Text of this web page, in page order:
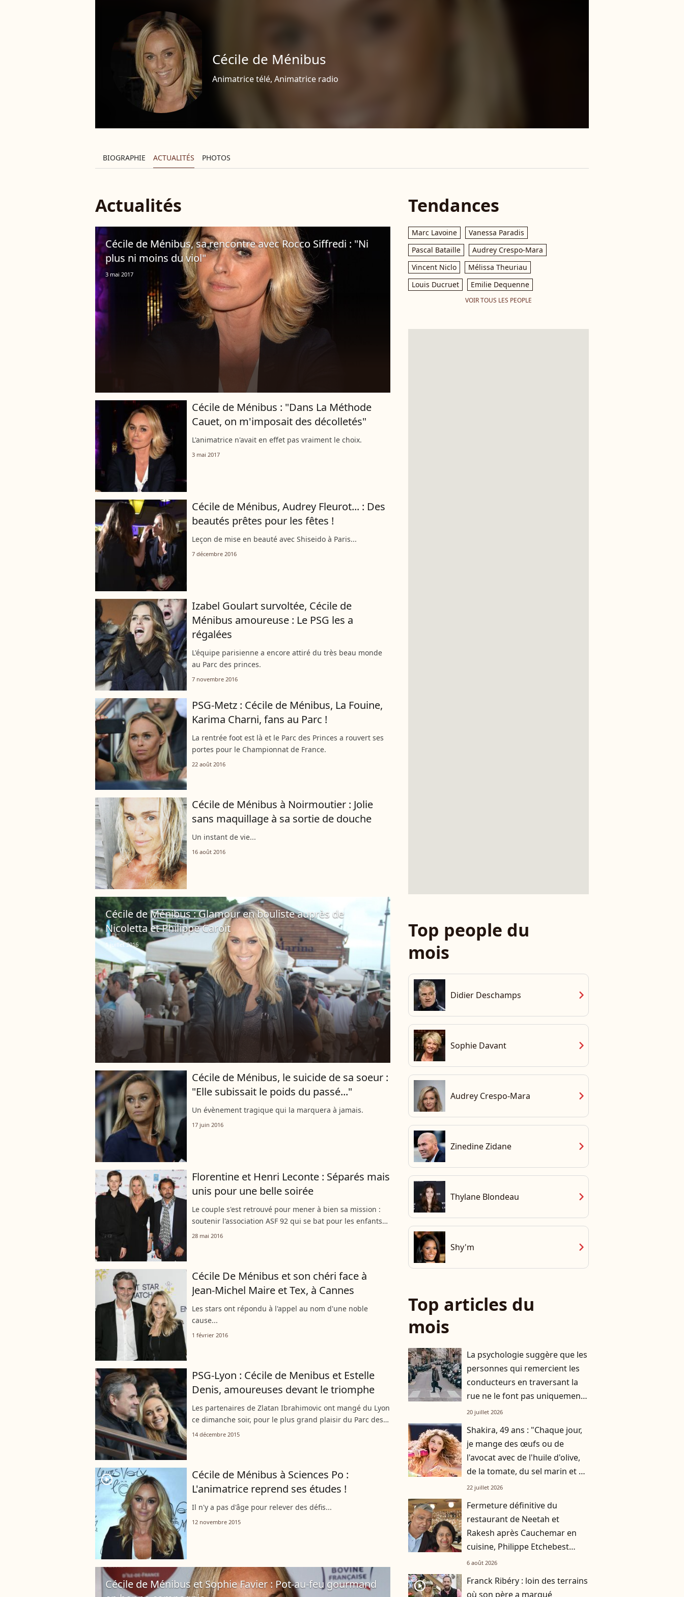
Cécile de Ménibus
Animatrice télé, Animatrice radio
BIOGRAPHIE ACTUALITÉS PHOTOS
Actualités
Cécile de Ménibus, sa rencontre avec Rocco Siffredi : "Ni
plus ni moins du viol"
3 mai 2017
Cécile de Ménibus : "Dans La Méthode
Cauet, on m'imposait des décolletés"
L'animatrice n'avait en effet pas vraiment le choix.
3 mai 2017
Cécile de Ménibus, Audrey Fleurot... : Des
beautés prêtes pour les fêtes !
Leçon de mise en beauté avec Shiseido à Paris...
7 décembre 2016
Izabel Goulart survoltée, Cécile de
Ménibus amoureuse : Le PSG les a
régalées
L'équipe parisienne a encore attiré du très beau monde
au Parc des princes.
7 novembre 2016
PSG-Metz : Cécile de Ménibus, La Fouine,
Karima Charni, fans au Parc !
La rentrée foot est là et le Parc des Princes a rouvert ses
portes pour le Championnat de France.
22 août 2016
Cécile de Ménibus à Noirmoutier : Jolie
sans maquillage à sa sortie de douche
Un instant de vie...
16 août 2016
Cécile de Ménibus : Glamour en bouliste auprès de
Nicoletta et Philippe Caroit
1 juillet 2016
Cécile de Ménibus, le suicide de sa soeur :
"Elle subissait le poids du passé..."
Un évènement tragique qui la marquera à jamais.
17 juin 2016
Florentine et Henri Leconte : Séparés mais
unis pour une belle soirée
Le couple s'est retrouvé pour mener à bien sa mission :
soutenir l'association ASF 92 qui se bat pour les enfants
autistes.
28 mai 2016
Cécile De Ménibus et son chéri face à
Jean-Michel Maire et Tex, à Cannes
Les stars ont répondu à l'appel au nom d'une noble
cause...
1 février 2016
PSG-Lyon : Cécile de Menibus et Estelle
Denis, amoureuses devant le triomphe
Les partenaires de Zlatan Ibrahimovic ont mangé du Lyon
ce dimanche soir, pour le plus grand plaisir du Parc des
Princes. Score final face à l'Olympique lyonnais :5 buts à
14 décembre 2015
player2
Cécile de Ménibus à Sciences Po :
L'animatrice reprend ses études !
Il n'y a pas d'âge pour relever des défis...
12 novembre 2015
Cécile de Ménibus et Sophie Favier : Pot-au-feu gourmand
Tendances
Marc Lavoine
Vanessa Paradis
Pascal Bataille
Audrey Crespo-Mara
Vincent Niclo
Mélissa Theuriau
Louis Ducruet
Emilie Dequenne
VOIR TOUS LES PEOPLE
Top people du
mois
Didier Deschamps chevron_right
Sophie Davant chevron_right
Audrey Crespo-Mara chevron_right
Zinedine Zidane chevron_right
Thylane Blondeau chevron_right
Shy'm chevron_right
Top articles du
mois
La psychologie suggère que les
personnes qui remercient les
conducteurs en traversant la
rue ne le font pas uniquement
par gratitude
20 juillet 2026
Shakira, 49 ans : "Chaque jour,
je mange des œufs ou de
l'avocat avec de l'huile d'olive,
de la tomate, du sel marin et un
smoothie"
22 juillet 2026
Fermeture définitive du
restaurant de Neetah et
Rakesh après Cauchemar en
cuisine, Philippe Etchebest
pensait les avoir sauvés
6 août 2026
player2
Franck Ribéry : loin des terrains
où son père a marqué